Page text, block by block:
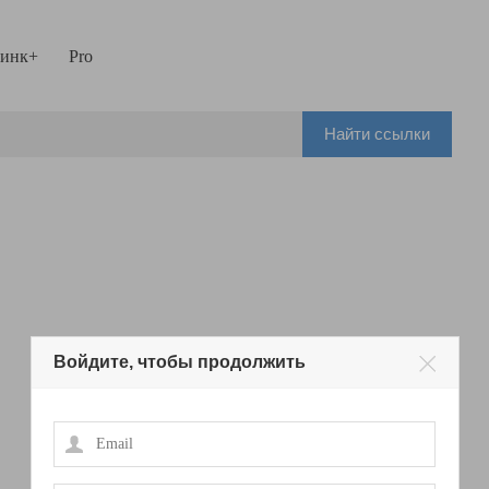
Pro
Найти ссылки
Войдите, чтобы продолжить
Email